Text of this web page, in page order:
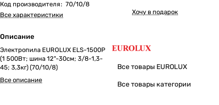
Код производителя: 70/10/8
Все характеристики
Описание
Электропила EUROLUX ELS-1500P
(1 500Вт; шина 12"-30см; 3/8-1,3-
45; 3,3кг) (70/10/8)
Все описание
Хочу в подарок
Все товары EUROLUX
Все товары категории